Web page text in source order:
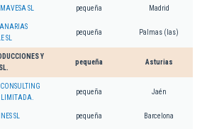
SL pequeña Madrid
SL
pequeña Palmas (las)
Y
pequeña Asturias
pequeña Jaén
SL pequeña Barcelona